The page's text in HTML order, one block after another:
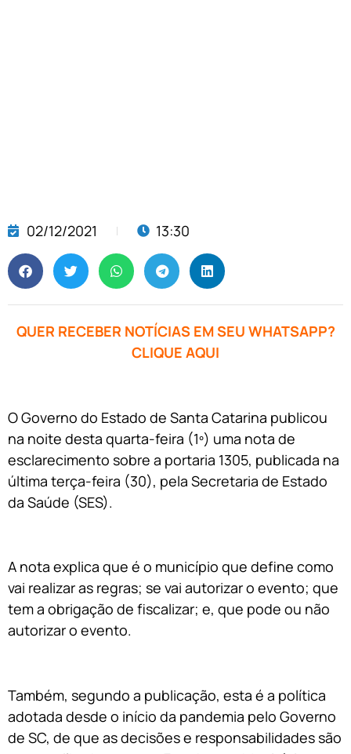
02/12/2021 13:30
QUER RECEBER NOTÍCIAS EM SEU WHATSAPP?
CLIQUE AQUI
O Governo do Estado de Santa Catarina publicou
na noite desta quarta-feira (1º) uma nota de
esclarecimento sobre a portaria 1305, publicada na
última terça-feira (30), pela Secretaria de Estado
da Saúde (SES).
A nota explica que é o município que define como
vai realizar as regras; se vai autorizar o evento; que
tem a obrigação de fiscalizar; e, que pode ou não
autorizar o evento.
Também, segundo a publicação, esta é a política
adotada desde o início da pandemia pelo Governo
de SC, de que as decisões e responsabilidades são